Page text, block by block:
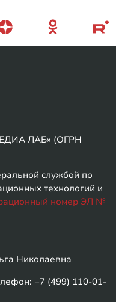
ЛАБ» (ОГРН
службой по
технологий и
номер ЭЛ №
Николаевна
+7 (499) 110-01-